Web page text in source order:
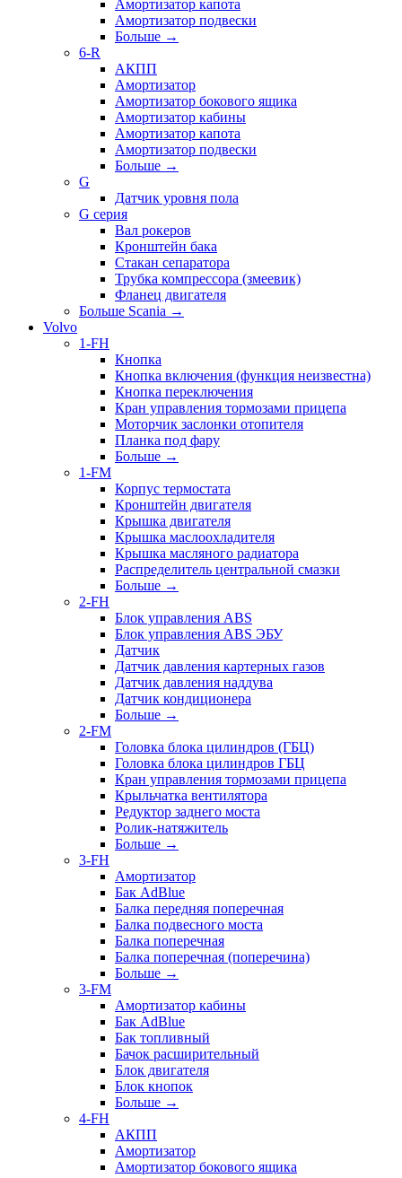
Амортизатор капота
Амортизатор подвески
Больше →
6-R
АКПП
Амортизатор
Амортизатор бокового ящика
Амортизатор кабины
Амортизатор капота
Амортизатор подвески
Больше →
G
Датчик уровня пола
G серия
Вал рокеров
Кронштейн бака
Стакан сепаратора
Трубка компрессора (змеевик)
Фланец двигателя
Больше Scania →
Volvo
1-FH
Кнопка
Кнопка включения (функция неизвестна)
Кнопка переключения
Кран управления тормозами прицепа
Моторчик заслонки отопителя
Планка под фару
Больше →
1-FM
Корпус термостата
Кронштейн двигателя
Крышка двигателя
Крышка маслоохладителя
Крышка масляного радиатора
Распределитель центральной смазки
Больше →
2-FH
Блок управления ABS
Блок управления ABS ЭБУ
Датчик
Датчик давления картерных газов
Датчик давления наддува
Датчик кондиционера
Больше →
2-FM
Головка блока цилиндров (ГБЦ)
Головка блока цилиндров ГБЦ
Кран управления тормозами прицепа
Крыльчатка вентилятора
Редуктор заднего моста
Ролик-натяжитель
Больше →
3-FH
Амортизатор
Бак AdBlue
Балка передняя поперечная
Балка подвесного моста
Балка поперечная
Балка поперечная (поперечина)
Больше →
3-FM
Амортизатор кабины
Бак AdBlue
Бак топливный
Бачок расширительный
Блок двигателя
Блок кнопок
Больше →
4-FH
АКПП
Амортизатор
Амортизатор бокового ящика